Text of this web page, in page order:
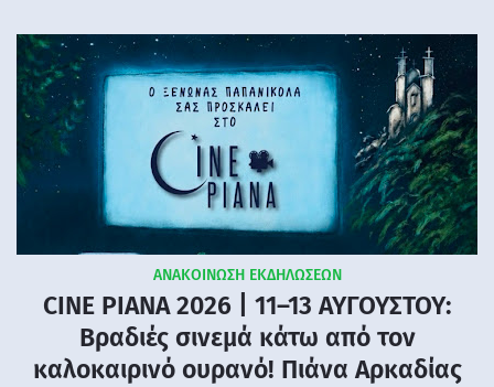
ΑΝΑΚΟΙΝΩΣΗ ΕΚΔΗΛΩΣΕΩΝ
CINE PIANA 2026 | 11–13 ΑΥΓΟΥΣΤΟΥ:
Βραδιές σινεμά κάτω από τον
καλοκαιρινό ουρανό! Πιάνα Αρκαδίας